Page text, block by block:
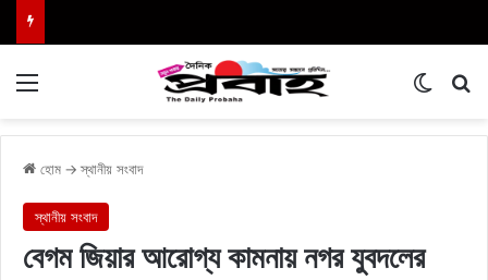
হোম → স্থানীয় সংবাদ
স্থানীয় সংবাদ
বেগম জিয়ার আরোগ্য কামনায় নগর যুবদলের